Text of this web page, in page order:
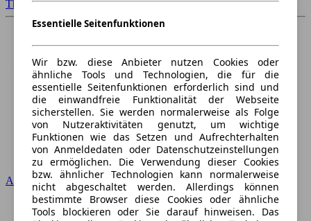
Themen-Forum
Audi
Essentielle Seitenfunktionen
Wir bzw. diese Anbieter nutzen Cookies oder
ähnliche Tools und Technologien, die für die
essentielle Seitenfunktionen erforderlich sind und
die einwandfreie Funktionalität der Webseite
sicherstellen. Sie werden normalerweise als Folge
von Nutzeraktivitäten genutzt, um wichtige
Funktionen wie das Setzen und Aufrechterhalten
von Anmeldedaten oder Datenschutzeinstellungen
zu ermöglichen. Die Verwendung dieser Cookies
bzw. ähnlicher Technologien kann normalerweise
nicht abgeschaltet werden. Allerdings können
bestimmte Browser diese Cookies oder ähnliche
Tools blockieren oder Sie darauf hinweisen. Das